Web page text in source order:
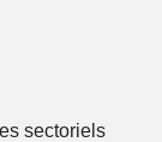
sectoriels